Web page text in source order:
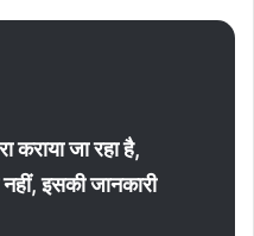
कराया जा रहा है,
इसकी जानकारी